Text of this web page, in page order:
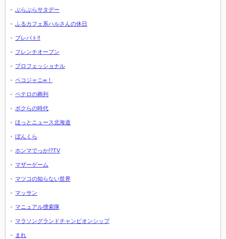
ぶらぶらサタデー
ふるカフェ系ハルさんの休日
プレバト!!
フレンチオープン
プロフェッショナル
ペコジャニ∞！
ペテロの葬列
ボクらの時代
ほっとニュース北海道
ぼんくら
ホンマでっか!?TV
マザーゲーム
マツコの知らない世界
マッサン
マニュアル捜索隊
マラソングランドチャンピオンシップ
まれ